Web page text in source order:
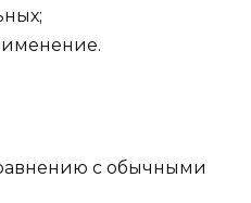
с обычными